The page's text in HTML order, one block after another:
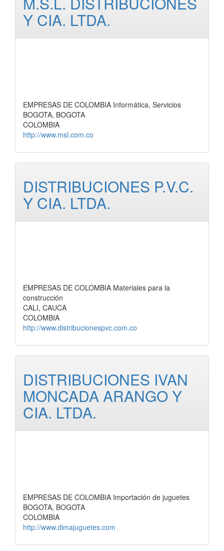
Y CIA. LTDA.
EMPRESAS DE COLOMBIA Informática, Servicios
BOGOTA, BOGOTA
COLOMBIA
http://www.msl.com.co
DISTRIBUCIONES P.V.C.
Y CIA. LTDA.
EMPRESAS DE COLOMBIA Materiales para la
construcción
CALI, CAUCA
COLOMBIA
http://www.distribucionespvc.com.co
DISTRIBUCIONES IVAN
MONCADA ARANGO Y
CIA. LTDA.
EMPRESAS DE COLOMBIA Importación de juguetes
BOGOTA, BOGOTA
COLOMBIA
http://www.dimajuguetes.com